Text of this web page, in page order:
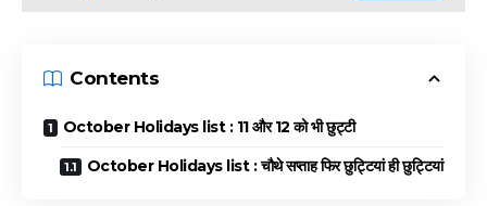
Contents
October Holidays list : 11 और 12 को भी छुट्टी
October Holidays list : चौथे सप्ताह फिर छुट्टियां ही छुट्टियां